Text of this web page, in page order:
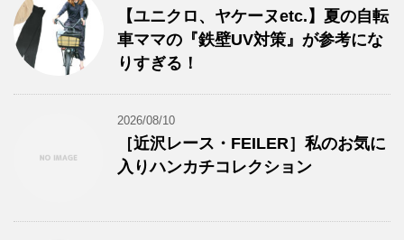
【ユニクロ、ヤケーヌetc.】夏の自転
車ママの『鉄壁UV対策』が参考にな
りすぎる！
2026/08/10
［近沢レース・FEILER］私のお気に
入りハンカチコレクション